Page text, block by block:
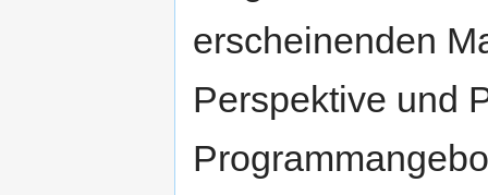
erscheinenden
Perspektive und